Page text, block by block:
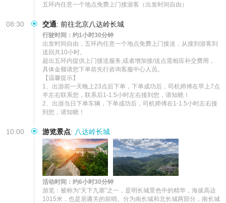
五环内任意一个地点免费上门接游客（出发时间自由）
08:30 交通: 前往北京八达岭长城
行驶时间：约1小时30分钟
出发时间自由，五环内任意一个地点免费上门接送，从接到游客到
送回共10小时。
超出五环内提供上门接送服务,或者增加接/送点需相应补交费用，
具体金额请您下单前先行咨询客服中心人员。
【温馨提示】
1、出游前一天晚上23点后下单，下单成功后，司机师傅在早上7点
半左右联系您，联系后1-1.5小时左右接到您，请知晓！
2、出游当日下单车辆，下单成功后，司机师傅在1-1.5小时左右接
到您，请知晓！
10:00 游览景点: 八达岭长城
活动时间：约6小时30分钟
游览：被称为“天下九塞”之一，是明长城景色中的精华，海拔高达
1015米，也是居庸关的前哨。分为南长城和北长城两部分，南长城